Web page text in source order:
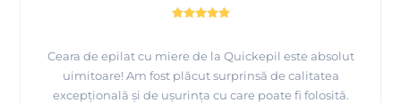
Ceara de epilat cu miere de la Quickepil este absolut
uimitoare! Am fost plăcut surprinsă de calitatea
excepțională și de ușurința cu care poate fi folosită.